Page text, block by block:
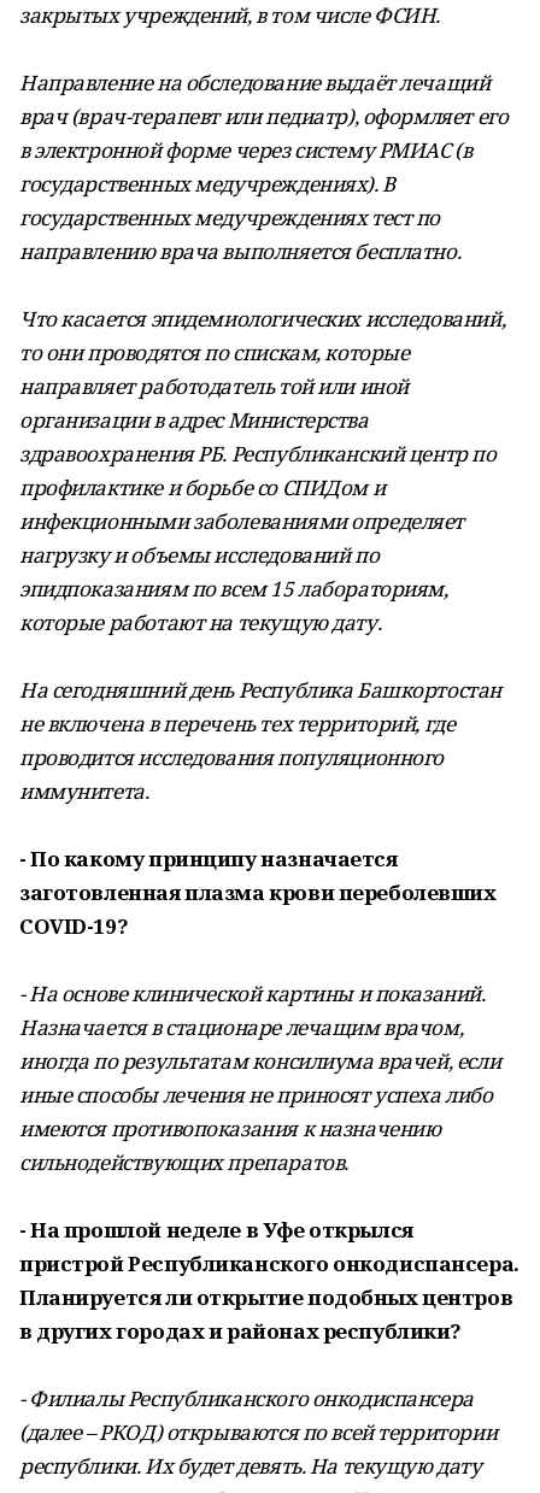
закрытых учреждений, в том числе ФСИН.
Направление на обследование выдаёт лечащий
врач (врач-терапевт или педиатр), оформляет его
в электронной форме через систему РМИАС (в
государственных медучреждениях). В
государственных медучреждениях тест по
направлению врача выполняется бесплатно.
Что касается эпидемиологических исследований,
то они проводятся по спискам, которые
направляет работодатель той или иной
организации в адрес Министерства
здравоохранения РБ. Республиканский центр по
профилактике и борьбе со СПИДом и
инфекционными заболеваниями определяет
нагрузку и объемы исследований по
эпидпоказаниям по всем 15 лабораториям,
которые работают на текущую дату.
На сегодняшний день Республика Башкортостан
не включена в перечень тех территорий, где
проводится исследования популяционного
иммунитета.
- По какому принципу назначается
заготовленная плазма крови переболевших
COVID-19?
- На основе клинической картины и показаний.
Назначается в стационаре лечащим врачом,
иногда по результатам консилиума врачей, если
иные способы лечения не приносят успеха либо
имеются противопоказания к назначению
сильнодействующих препаратов.
- На прошлой неделе в Уфе открылся
пристрой Республиканского онкодиспансера.
Планируется ли открытие подобных центров
в других городах и районах республики?
- Филиалы Республиканского онкодиспансера
(далее – РКОД) открываются по всей территории
республики. Их будет девять. На текущую дату